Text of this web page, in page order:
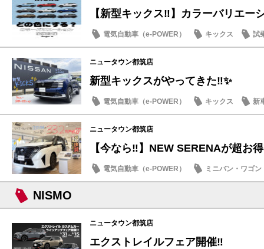
【新型キックス‼️】カラーバリエー
電気自動車（e-POWER） キックス
試
店内イベント
ニュータウン都筑店
新型キックスがやってきた‼️✨
電気自動車（e-POWER） キックス 新
ニュータウン都筑店
【今なら‼️】NEW SERENAが超お
電気自動車（e-POWER）
ミニバン・ワゴン
お買得車情報
NISMO
ニュータウン都筑店
エクストレイルフェア開催‼️